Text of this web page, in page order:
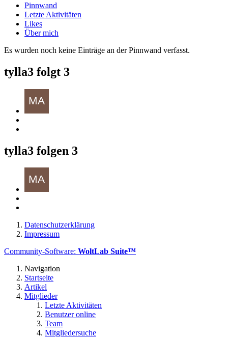
Pinnwand
Letzte Aktivitäten
Likes
Über mich
Es wurden noch keine Einträge an der Pinnwand verfasst.
tylla3 folgt 3
tylla3 folgen 3
Datenschutzerklärung
Impressum
Community-Software: WoltLab Suite™
Navigation
Startseite
Artikel
Mitglieder
Letzte Aktivitäten
Benutzer online
Team
Mitgliedersuche